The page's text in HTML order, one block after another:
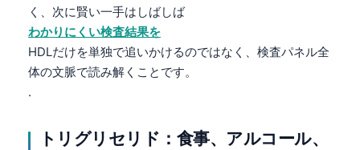
く、次に賢い一手はしばしば
わかりにくい検査結果を
HDLだけを単独で追いかけるのではなく、検査パネル全
体の文脈で読み解くことです。
.
トリグリセリド：食事、アルコール、